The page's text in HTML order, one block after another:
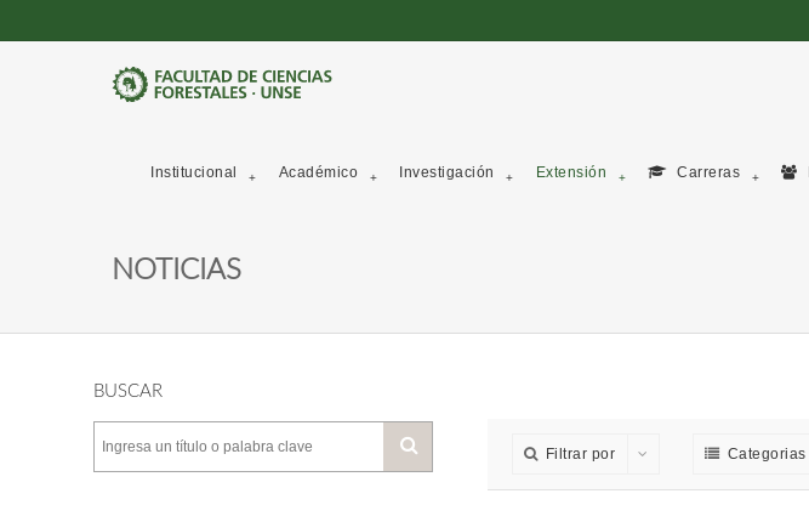
Institucional Académico Investigación Extensión Carreras
NOTICIAS
BUSCAR
Filtrar por Categorias